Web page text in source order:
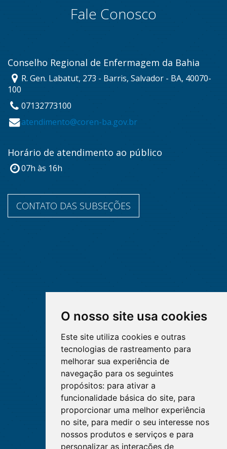
O nosso site usa cookies
Este site utiliza cookies e outras
tecnologias de rastreamento para
melhorar sua experiência de
navegação para os seguintes
propósitos: para ativar a
funcionalidade básica do site, para
proporcionar uma melhor experiência
no site, para medir o seu interesse nos
nossos produtos e serviços e para
personalizar as interações de
Fale Conosco
Conselho Regional de Enfermagem da Bahia
R. Gen. Labatut, 273 - Barris, Salvador - BA, 40070-
100
07132773100
atendimento@coren-ba.gov.br
Horário de atendimento ao público
07h às 16h
CONTATO DAS SUBSEÇÕES